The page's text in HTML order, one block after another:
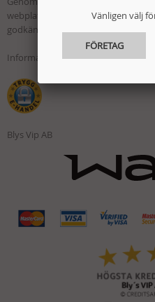
webplats förutsätter vi att du
godkänner detta.
Information om cookies »
Blys Vip AB
Vänligen välj
FÖRETAG